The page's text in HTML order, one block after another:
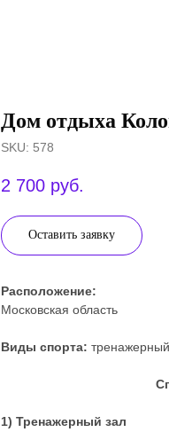
Дом отдыха
SKU: 578
2 700 руб.
Оставить заявку
Расположение:
Московская область
Виды спорта:
1) Тренажерный зал